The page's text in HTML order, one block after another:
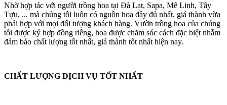
Nhờ hợp tác với người trồng hoa tại Đà Lạt, Sapa, Mê Linh, Tây
Tựu, ... mà chúng tôi luôn có nguồn hoa đầy đủ nhất, giá thành vừa
phải hợp với mọi đối tượng khách hàng. Vườn trồng hoa của chúng
tôi được ký hợp đồng riêng, hoa được chăm sóc cách đặc biệt nhằm
đảm bảo chất lượng tốt nhất, giá thành tốt nhất hiện nay.
CHẤT LƯỢNG DỊCH VỤ TỐT NHẤT